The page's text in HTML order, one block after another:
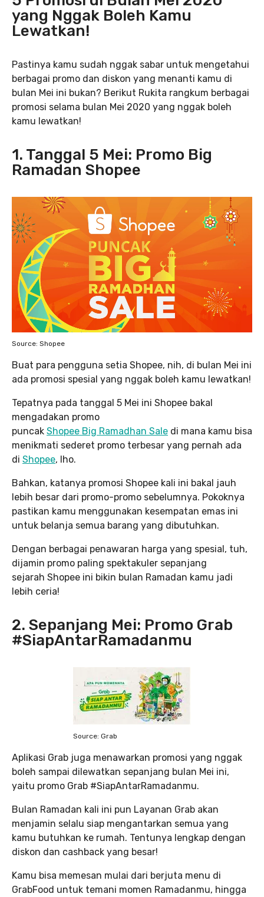
yang Nggak Boleh Kamu
Lewatkan!
Pastinya kamu sudah nggak sabar untuk mengetahui
berbagai promo dan diskon yang menanti kamu di
bulan Mei ini bukan? Berikut Rukita rangkum berbagai
promosi selama bulan Mei 2020 yang nggak boleh
kamu lewatkan!
1. Tanggal 5 Mei: Promo Big
Ramadan Shopee
Source: Shopee
Buat para pengguna setia Shopee, nih, di bulan Mei ini
ada promosi spesial yang nggak boleh kamu lewatkan!
Tepatnya pada tanggal 5 Mei ini Shopee bakal
mengadakan promo
puncak Shopee Big Ramadhan Sale di mana kamu bisa
menikmati sederet promo terbesar yang pernah ada
di Shopee, lho.
Bahkan, katanya promosi Shopee kali ini bakal jauh
lebih besar dari promo-promo sebelumnya. Pokoknya
pastikan kamu menggunakan kesempatan emas ini
untuk belanja semua barang yang dibutuhkan.
Dengan berbagai penawaran harga yang spesial, tuh,
dijamin promo paling spektakuler sepanjang
sejarah Shopee ini bikin bulan Ramadan kamu jadi
lebih ceria!
2. Sepanjang Mei: Promo Grab
#SiapAntarRamadanmu
Source: Grab
Aplikasi Grab juga menawarkan promosi yang nggak
boleh sampai dilewatkan sepanjang bulan Mei ini,
yaitu promo Grab #SiapAntarRamadanmu.
Bulan Ramadan kali ini pun Layanan Grab akan
menjamin selalu siap mengantarkan semua yang
kamu butuhkan ke rumah. Tentunya lengkap dengan
diskon dan cashback yang besar!
Kamu bisa memesan mulai dari berjuta menu di
GrabFood untuk temani momen Ramadanmu, hingga